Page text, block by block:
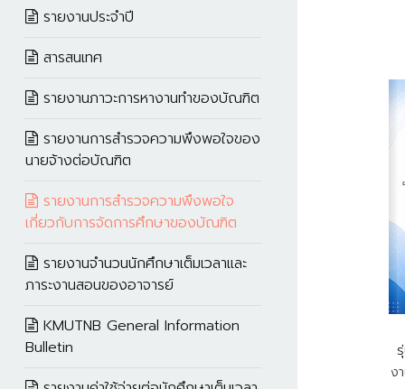
รายงานประจำปี
สารสนเทศ
รายงานภาวะการหางานทำของบัณฑิต
รายงานการสำรวจความพึงพอใจของ
นายจ้างต่อบัณฑิต
รายงานการสำรวจความพึงพอใจ
เกี่ยวกับการจัดการศึกษาของบัณฑิต
รายงานจำนวนนักศึกษาเต็มเวลาและ
ภาระงานสอนของอาจารย์
KMUTNB General Information
Bulletin
ง